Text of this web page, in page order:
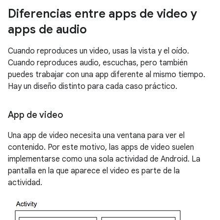
Diferencias entre apps de video y
apps de audio
Cuando reproduces un video, usas la vista y el oído.
Cuando reproduces audio, escuchas, pero también
puedes trabajar con una app diferente al mismo tiempo.
Hay un diseño distinto para cada caso práctico.
App de video
Una app de video necesita una ventana para ver el
contenido. Por este motivo, las apps de video suelen
implementarse como una sola actividad de Android. La
pantalla en la que aparece el video es parte de la
actividad.